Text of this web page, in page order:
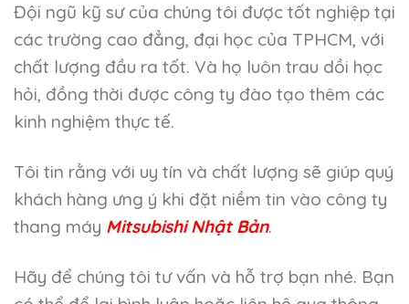
Đội ngũ kỹ sư của chúng tôi được tốt nghiệp tại
các trường cao đẳng, đại học của TPHCM, với
chất lượng đầu ra tốt. Và họ luôn trau dồi học
hỏi, đồng thời được công ty đào tạo thêm các
kinh nghiệm thực tế.
Tôi tin rằng với uy tín và chất lượng sẽ giúp quý
khách hàng ưng ý khi đặt niềm tin vào công ty
thang máy Mitsubishi Nhật Bản.
Hãy để chúng tôi tư vấn và hỗ trợ bạn nhé. Bạn